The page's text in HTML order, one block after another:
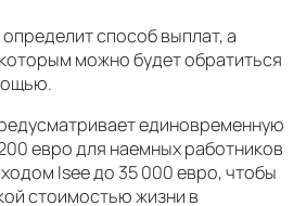
способ выплат, а
можно будет обратиться
единовременную
евро для наемных работников
Isee до 35 000 евро, чтобы
стоимостью жизни в